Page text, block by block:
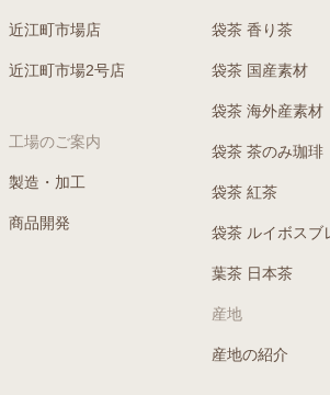
近江町市場店
近江町市場2号店
工場のご案内
製造・加工
商品開発
袋茶 香り茶
袋茶 国産素材
袋茶 海外産素材
袋茶 茶のみ珈琲
袋茶 紅茶
袋茶 ルイボスブ
葉茶 日本茶
産地
産地の紹介